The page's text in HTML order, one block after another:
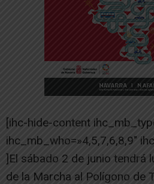
[ihc-hide-content
ihc_mb_who=»4,5,7,6,8,9″
]El sábado 2 de junio tendrá
de la Marcha al Polígono de